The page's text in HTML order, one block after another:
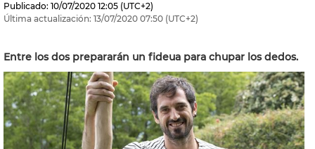
Publicado: 10/07/2020 12:05 (UTC+2)
Última actualización: 13/07/2020 07:50 (UTC+2)
Entre los dos prepararán un fideua para chupar los dedos.